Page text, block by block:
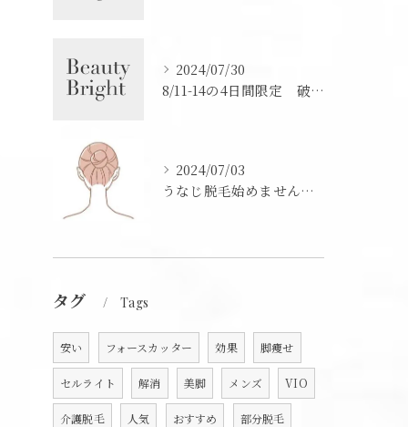
2024/07/30
8/11-14の4日間限定 破格価格で全身脱毛ができます！|東近江市の痩身・脱毛サロンBeauty Bright
2024/07/03
うなじ脱毛始めませんか？|東近江市の痩身・脱毛サロンBeauty Bright
タグ Tags
安い フォースカッター 効果 脚痩せ
セルライト 解消 美脚 メンズ VIO
介護脱毛 人気 おすすめ 部分脱毛